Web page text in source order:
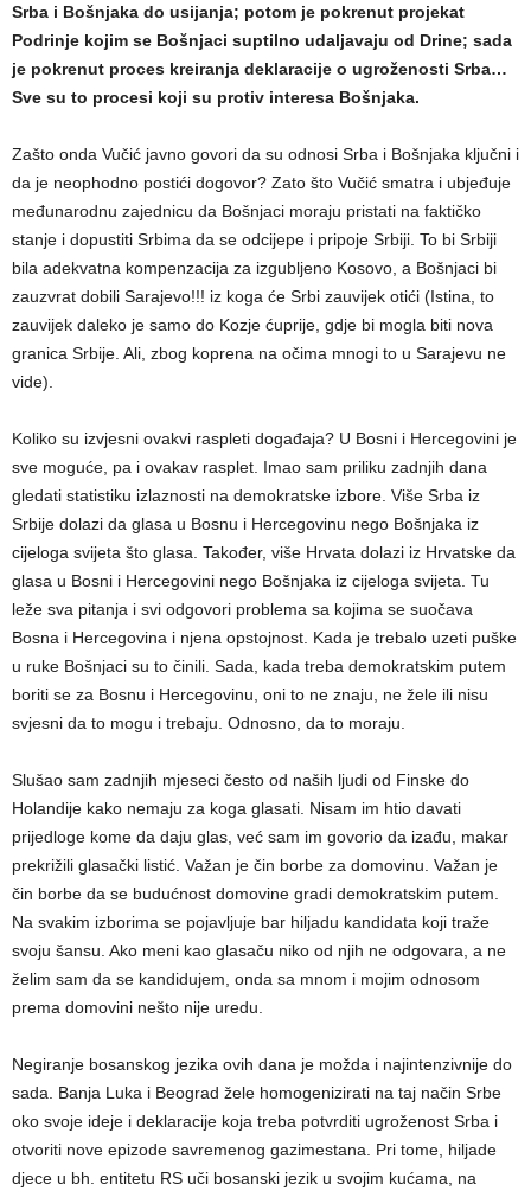
Srba i Bošnjaka do usijanja; potom je pokrenut projekat
Podrinje kojim se Bošnjaci suptilno udaljavaju od Drine; sada
je pokrenut proces kreiranja deklaracije o ugroženosti Srba…
Sve su to procesi koji su protiv interesa Bošnjaka.
Zašto onda Vučić javno govori da su odnosi Srba i Bošnjaka ključni i
da je neophodno postići dogovor? Zato što Vučić smatra i ubjeđuje
međunarodnu zajednicu da Bošnjaci moraju pristati na faktičko
stanje i dopustiti Srbima da se odcijepe i pripoje Srbiji. To bi Srbiji
bila adekvatna kompenzacija za izgubljeno Kosovo, a Bošnjaci bi
zauzvrat dobili Sarajevo!!! iz koga će Srbi zauvijek otići (Istina, to
zauvijek daleko je samo do Kozje ćuprije, gdje bi mogla biti nova
granica Srbije. Ali, zbog koprena na očima mnogi to u Sarajevu ne
vide).
Koliko su izvjesni ovakvi raspleti događaja? U Bosni i Hercegovini je
sve moguće, pa i ovakav rasplet. Imao sam priliku zadnjih dana
gledati statistiku izlaznosti na demokratske izbore. Više Srba iz
Srbije dolazi da glasa u Bosnu i Hercegovinu nego Bošnjaka iz
cijeloga svijeta što glasa. Također, više Hrvata dolazi iz Hrvatske da
glasa u Bosni i Hercegovini nego Bošnjaka iz cijeloga svijeta. Tu
leže sva pitanja i svi odgovori problema sa kojima se suočava
Bosna i Hercegovina i njena opstojnost. Kada je trebalo uzeti puške
u ruke Bošnjaci su to činili. Sada, kada treba demokratskim putem
boriti se za Bosnu i Hercegovinu, oni to ne znaju, ne žele ili nisu
svjesni da to mogu i trebaju. Odnosno, da to moraju.
Slušao sam zadnjih mjeseci često od naših ljudi od Finske do
Holandije kako nemaju za koga glasati. Nisam im htio davati
prijedloge kome da daju glas, već sam im govorio da izađu, makar
prekrižili glasački listić. Važan je čin borbe za domovinu. Važan je
čin borbe da se budućnost domovine gradi demokratskim putem.
Na svakim izborima se pojavljuje bar hiljadu kandidata koji traže
svoju šansu. Ako meni kao glasaču niko od njih ne odgovara, a ne
želim sam da se kandidujem, onda sa mnom i mojim odnosom
prema domovini nešto nije uredu.
Negiranje bosanskog jezika ovih dana je možda i najintenzivnije do
sada. Banja Luka i Beograd žele homogenizirati na taj način Srbe
oko svoje ideje i deklaracije koja treba potvrditi ugroženost Srba i
otvoriti nove epizode savremenog gazimestana. Pri tome, hiljade
djece u bh. entitetu RS uči bosanski jezik u svojim kućama, na